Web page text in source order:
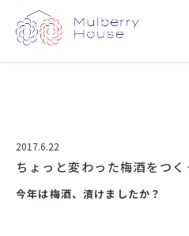
2017.6.22
ちょっと変わった梅酒をつく
今年は梅酒、漬けましたか？